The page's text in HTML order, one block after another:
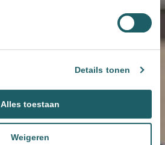
Details tonen
Alles toestaan
Weigeren